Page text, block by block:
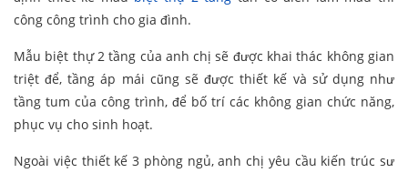
công công trình cho gia đình.
Mẫu biệt thự 2 tầng của anh chị sẽ được khai thác không gian
triệt để, tầng áp mái cũng sẽ được thiết kế và sử dụng như
tầng tum của công trình, để bố trí các không gian chức năng,
phục vụ cho sinh hoạt.
Ngoài việc thiết kế 3 phòng ngủ, anh chị yêu cầu kiến trúc sư